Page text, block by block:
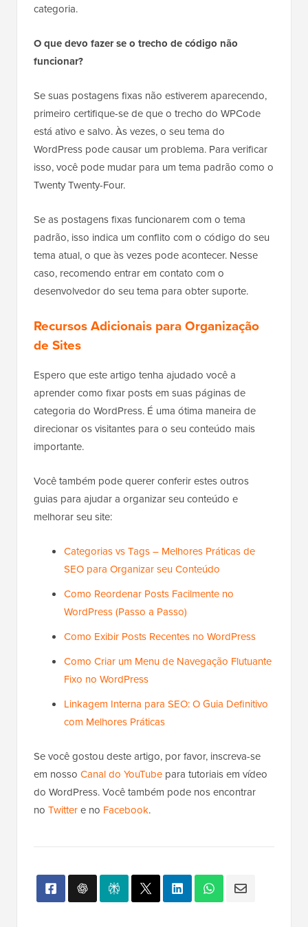
categoria.
O que devo fazer se o trecho de código não
funcionar?
Se suas postagens fixas não estiverem aparecendo,
primeiro certifique-se de que o trecho do WPCode
está ativo e salvo. Às vezes, o seu tema do
WordPress pode causar um problema. Para verificar
isso, você pode mudar para um tema padrão como o
Twenty Twenty-Four.
Se as postagens fixas funcionarem com o tema
padrão, isso indica um conflito com o código do seu
tema atual, o que às vezes pode acontecer. Nesse
caso, recomendo entrar em contato com o
desenvolvedor do seu tema para obter suporte.
Recursos Adicionais para Organização
de Sites
Espero que este artigo tenha ajudado você a
aprender como fixar posts em suas páginas de
categoria do WordPress. É uma ótima maneira de
direcionar os visitantes para o seu conteúdo mais
importante.
Você também pode querer conferir estes outros
guias para ajudar a organizar seu conteúdo e
melhorar seu site:
Categorias vs Tags – Melhores Práticas de
SEO para Organizar seu Conteúdo
Como Reordenar Posts Facilmente no
WordPress (Passo a Passo)
Como Exibir Posts Recentes no WordPress
Como Criar um Menu de Navegação Flutuante
Fixo no WordPress
Linkagem Interna para SEO: O Guia Definitivo
com Melhores Práticas
Se você gostou deste artigo, por favor, inscreva-se
em nosso Canal do YouTube para tutoriais em vídeo
do WordPress. Você também pode nos encontrar
no Twittere no Facebook.